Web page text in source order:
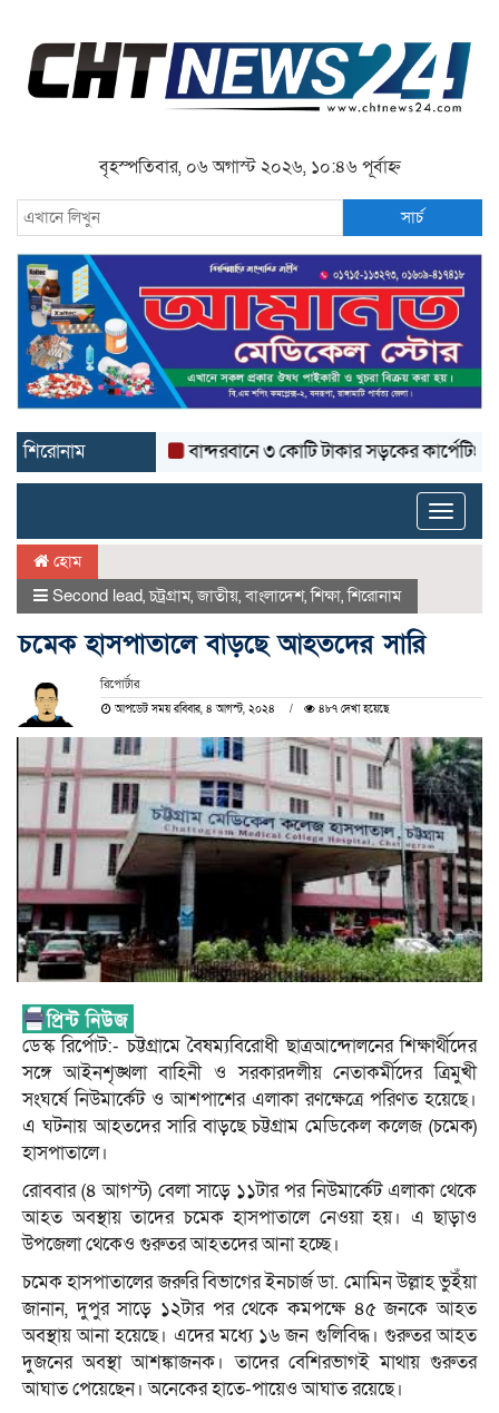
বৃহস্পতিবার, ০৬ অগাস্ট ২০২৬, ১০:৪৬ পূর্বাহ্ন
সার্চ
শিরোনাম বান্দরবানে ৩ কোটি টাকার সড়কের কার্পেটিং উঠে
Toggle
হোম
Second lead,চট্রগ্রাম,জাতীয়,বাংলাদেশ,শিক্ষা,শিরোনাম
চমেক হাসপাতালে বাড়ছে আহতদের সারি
রিপোর্টার
আপডেট সময় রবিবার, ৪ আগস্ট, ২০২৪ ৪৮৭ দেখা হয়েছে
ডেস্ক রির্পোট:- চট্টগ্রামে বৈষম্যবিরোধী ছাত্রআন্দোলনের শিক্ষার্থীদের
সঙ্গে আইনশৃঙ্খলা বাহিনী ও সরকারদলীয় নেতাকর্মীদের ত্রিমুখী
সংঘর্ষে নিউমার্কেট ও আশপাশের এলাকা রণক্ষেত্রে পরিণত হয়েছে।
এ ঘটনায় আহতদের সারি বাড়ছে চট্টগ্রাম মেডিকেল কলেজ (চমেক)
হাসপাতালে।
রোববার (৪ আগস্ট) বেলা সাড়ে ১১টার পর নিউমার্কেট এলাকা থেকে
আহত অবস্থায় তাদের চমেক হাসপাতালে নেওয়া হয়। এ ছাড়াও
উপজেলা থেকেও গুরুতর আহতদের আনা হচ্ছে।
চমেক হাসপাতালের জরুরি বিভাগের ইনচার্জ ডা. মোমিন উল্লাহ ভুইঁয়া
জানান, দুপুর সাড়ে ১২টার পর থেকে কমপক্ষে ৪৫ জনকে আহত
অবস্থায় আনা হয়েছে। এদের মধ্যে ১৬ জন গুলিবিদ্ধ। গুরুতর আহত
দুজনের অবস্থা আশঙ্কাজনক। তাদের বেশিরভাগই মাথায় গুরুতর
আঘাত পেয়েছেন। অনেকের হাতে-পায়েও আঘাত রয়েছে।